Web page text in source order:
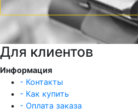
Для клиентов
Информация
- Контакты
- Как купить
- Оплата заказа